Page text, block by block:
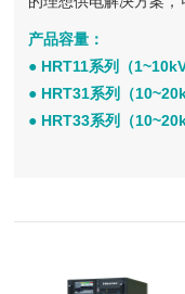
产品容量：
● HRT11系列（
● HRT31系列（
● HRT33系列（